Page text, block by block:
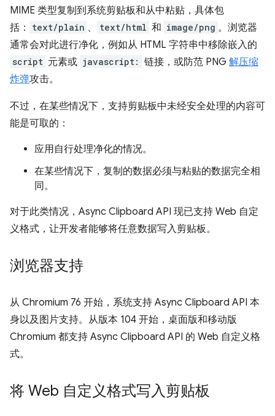
MIME 类型复制到系统剪贴板和从中粘贴，具体包
括：
text/plain 、 text/html 和 image/png 。浏览器
通常会对此进行净化，例如从 HTML 字符串中移除嵌入的
script 元素或 javascript: 链接，或防范 PNG 解压缩
炸弹攻击。
不过，在某些情况下，支持剪贴板中未经安全处理的内容可
能是可取的：
应用自行处理净化的情况。
在某些情况下，复制的数据必须与粘贴的数据完全相
同。
对于此类情况，Async Clipboard API 现已支持 Web 自定
义格式，让开发者能够将任意数据写入剪贴板。
浏览器支持
从 Chromium 76 开始，系统支持 Async Clipboard API 本
身以及图片支持。从版本 104 开始，桌面版和移动版
Chromium 都支持 Async Clipboard API 的 Web 自定义格
式。
将 Web 自定义格式写入剪贴板